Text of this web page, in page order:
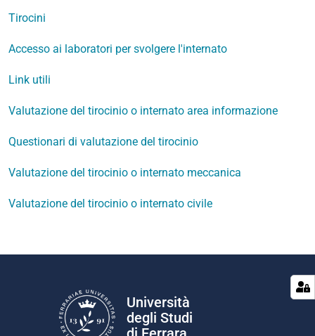
Tirocini
Accesso ai laboratori per svolgere l'internato
Link utili
Valutazione del tirocinio o internato area informazione
Questionari di valutazione del tirocinio
Valutazione del tirocinio o internato meccanica
Valutazione del tirocinio o internato civile
Università
degli Studi